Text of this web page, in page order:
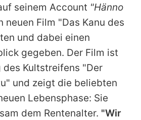
Jobs
runterladen
Team
Richtlinien
Impressum
seinem Account "Hänno
neuen Film "Das Kanu des
und dabei einen
gegeben. Der Film ist
des Kultstreifens "Der
und zeigt die beliebten
Lebensphase: Sie
dem Rentenalter. "Wir